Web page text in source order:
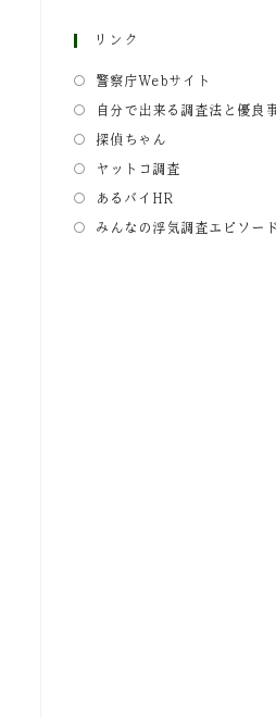
リンク
警察庁Webサイト
自分で出来る調査法と優良
探偵ちゃん
ヤットコ調査
あるバイHR
みんなの浮気調査エピソー